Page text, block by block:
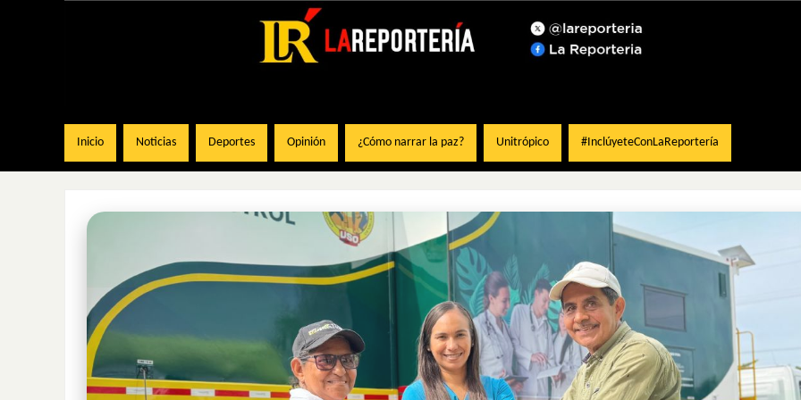
Inicio Noticias Deportes Opinión ¿Cómo narrar la paz? Unitrópico #InclúyeteConLaReportería